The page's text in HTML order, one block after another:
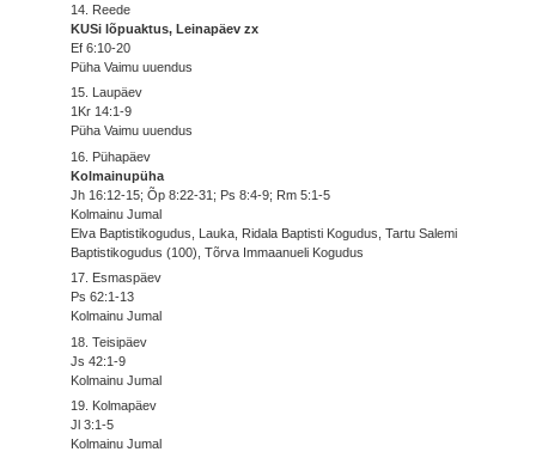
14. Reede
KUSi lõpuaktus, Leinapäev zx
Ef 6:10-20
Püha Vaimu uuendus
15. Laupäev
1Kr 14:1-9
Püha Vaimu uuendus
16. Pühapäev
Kolmainupüha
Jh 16:12-15; Õp 8:22-31; Ps 8:4-9; Rm 5:1-5
Kolmainu Jumal
Elva Baptistikogudus, Lauka, Ridala Baptisti Kogudus, Tartu Salemi
Baptistikogudus (100), Tõrva Immaanueli Kogudus
17. Esmaspäev
Ps 62:1-13
Kolmainu Jumal
18. Teisipäev
Js 42:1-9
Kolmainu Jumal
19. Kolmapäev
Jl 3:1-5
Kolmainu Jumal